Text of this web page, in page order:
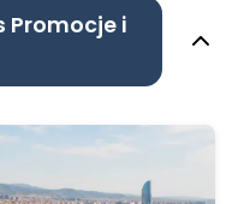
Promocje i